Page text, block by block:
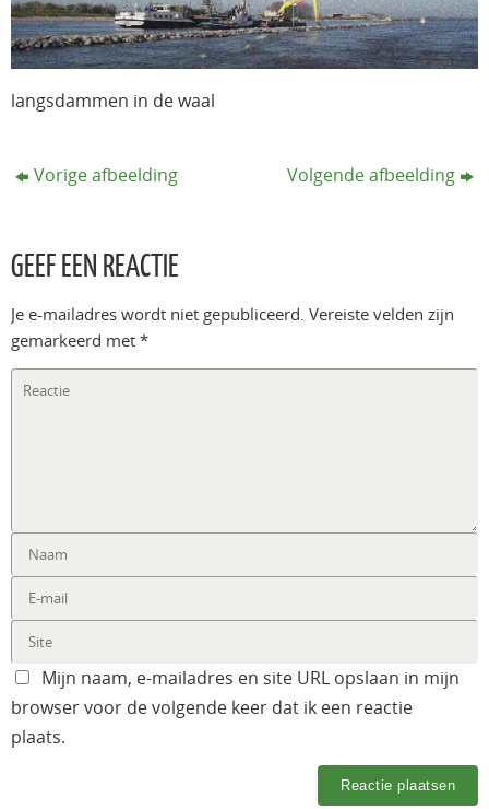
langsdammen in de waal
Vorige afbeelding Volgende afbeelding
GEEF EEN REACTIE
Je e-mailadres wordt niet gepubliceerd. Vereiste velden zijn
gemarkeerd met *
Mijn naam, e-mailadres en site URL opslaan in mijn
browser voor de volgende keer dat ik een reactie
plaats.